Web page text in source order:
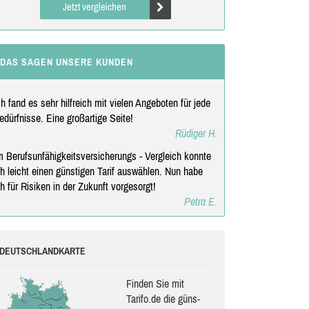
Jetzt vergleichen
DAS SAGEN UNSERE KUNDEN
fand es sehr hilfreich mit vielen Angeboten für jede
Eine großartige Seite!
Rüdiger H.
Berufsunfähigkeitsversicherungs - Vergleich konnte
leicht einen günstigen Tarif auswählen. Nun habe
für Risiken in der Zukunft vorgesorgt!
Petra E.
DEUTSCHLANDKARTE
Finden Sie mit
Tarifo.de die güns­